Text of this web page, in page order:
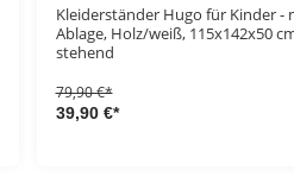
Durchschnittliche Bewertung von 5 von 5 Sternen
Kleiderständer Hugo für Kinder -
Ablage, Holz/weiß, 115x142x50
stehend
79,90 €*
39,90 €*